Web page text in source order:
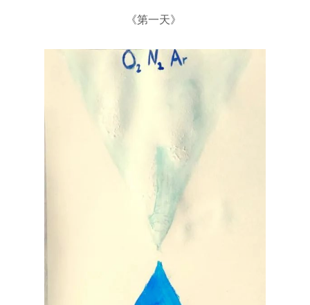
《第一天》